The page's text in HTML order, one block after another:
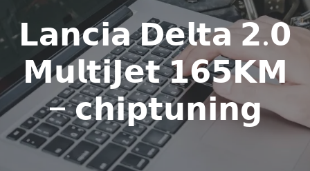
𝗟𝗮𝗻𝗰𝗶𝗮 𝗗𝗲𝗹𝘁𝗮 𝟮.𝟬
𝗠𝘂𝗹𝘁𝗶𝗝𝗲𝘁 𝟭𝟲𝟱𝗞𝗠
– 𝗰𝗵𝗶𝗽𝘁𝘂𝗻𝗶𝗻𝗴